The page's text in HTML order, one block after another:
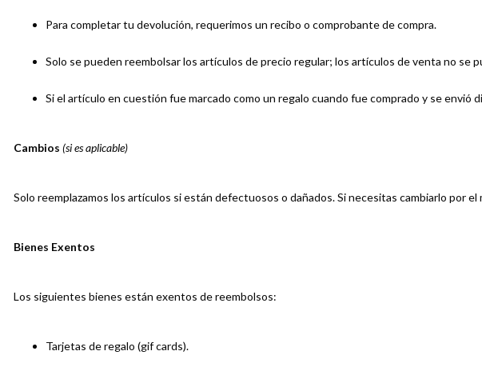
Para completar tu devolución, requerimos un recibo o comprobante de compra.
Solo se pueden reembolsar los artículos de precio regular; los artículos de venta no se
Si el artículo en cuestión fue marcado como un regalo cuando fue comprado y se
Cambios (si es aplicable)
Solo reemplazamos los artículos si están defectuosos o dañados. Si necesitas cambiarlo por
Bienes Exentos
Los siguientes bienes están exentos de reembolsos:
Tarjetas de regalo (gif cards).